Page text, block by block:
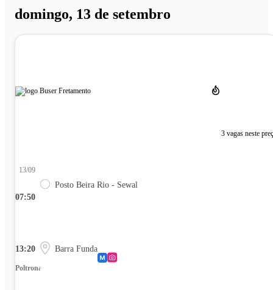
domingo, 13 de setembro
3 vagas neste
07:50
13/09
Posto Beira Rio - Sewal
13:20 Barra Funda
Poltrona